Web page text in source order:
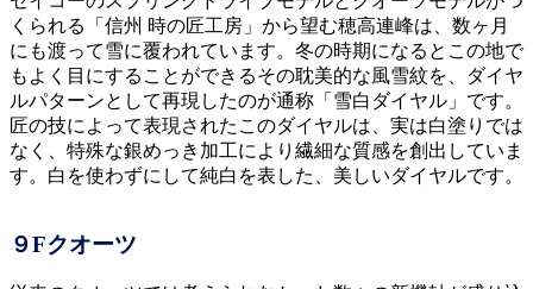
くられる「信州 時の匠工房」から望む穂高連峰は、数ヶ月
にも渡って雪に覆われています。冬の時期になるとこの地で
もよく目にすることができるその耽美的な風雪紋を、ダイヤ
ルパターンとして再現したのが通称「雪白ダイヤル」です。
匠の技によって表現されたこのダイヤルは、実は白塗りでは
なく、特殊な銀めっき加工により繊細な質感を創出していま
す。白を使わずにして純白を表した、美しいダイヤルです。
９Fクオーツ